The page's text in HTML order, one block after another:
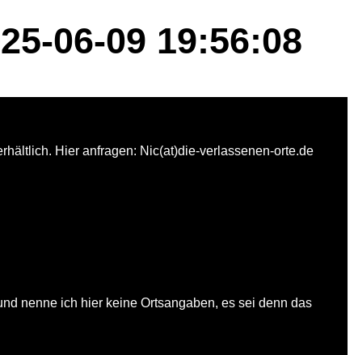
06-09 19:56:08
Hier anfragen: Nic(at)die-verlassenen-orte.de
nenne ich hier keine Ortsangaben, es sei denn das